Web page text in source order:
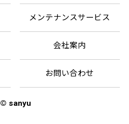
メンテナンスサービス
会社案内
お問い合わせ
© sanyu